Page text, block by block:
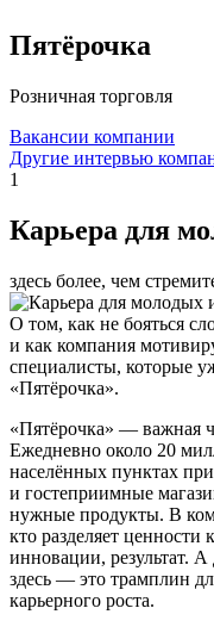
Пятёрочка
Розничная торговля
Вакансии компании
Другие интервью
1
Карьера для
здесь более, чем
О том, как не бояться
и как компания
специалисты, которые
«Пятёрочка».
«Пятёрочка» — важная
Ежедневно около 20
населённых пунктах
и гостеприимные
нужные продукты. В
кто разделяет ценности
инновации, результат.
здесь — это трамплин
карьерного роста.